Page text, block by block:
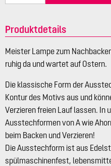
Produktdetails
Meister Lampe zum
ruhig da und wartet auf Ostern.
Die klassische Form der
Kontur des Motivs aus und
Verzieren freien Lauf lassen. In
Ausstechformen von A wie
beim Backen und Verzieren!
Die Ausstechform ist aus
spülmaschinenfest,